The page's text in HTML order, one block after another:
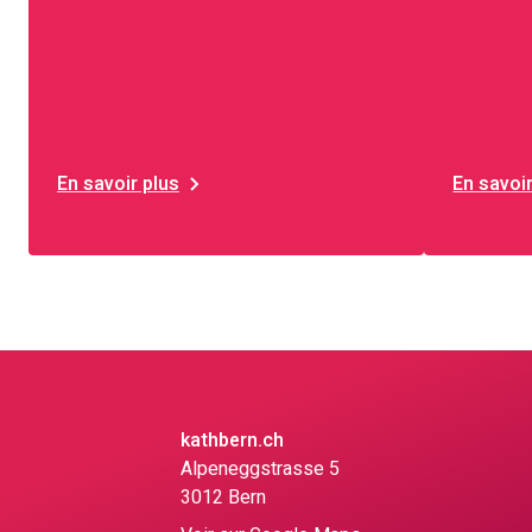
En savoir plus En
kathbern.ch
Alpeneggstrasse 5
3012 Bern